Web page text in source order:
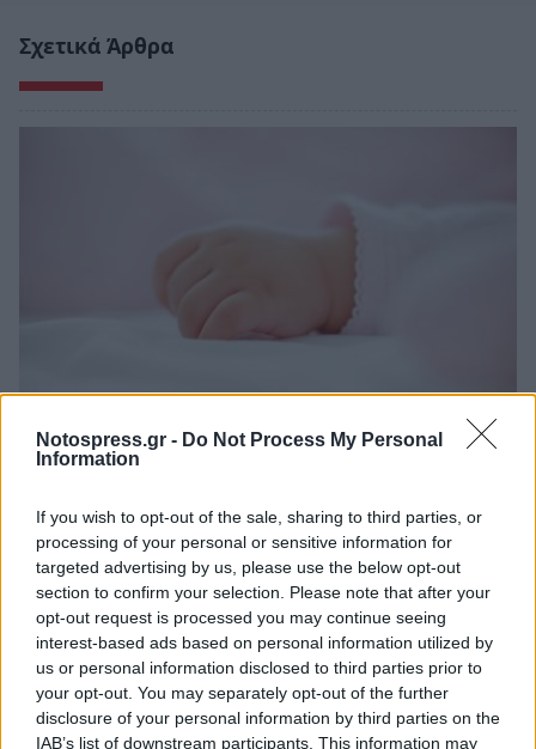
Notospress.gr - Do Not Process My Personal
Information
If you wish to opt-out of the sale, sharing to third parties, or
processing of your personal or sensitive information for
targeted advertising by us, please use the below opt-out
section to confirm your selection. Please note that after your
opt-out request is processed you may continue seeing
interest-based ads based on personal information utilized by
us or personal information disclosed to third parties prior to
your opt-out. You may separately opt-out of the further
disclosure of your personal information by third parties on the
IAB’s list of downstream participants. This information may
Σχετικά Άρθρα
Θλίψη στην Πάτρα: Πέθανε στο Νοσοκομείο
08/08/2026 09:34